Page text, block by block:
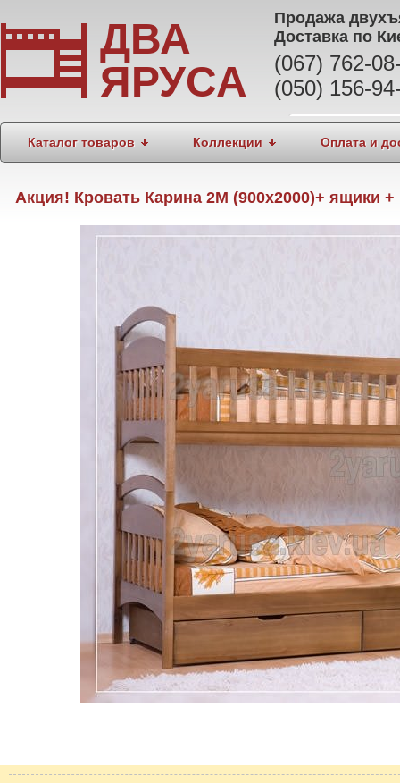
ДВА
ЯРУСА
Продажа
Доставка по
(067) 762-
(050) 156-
Каталог товаров Коллекции Оплата и
Акция! Кровать Карина 2М (900х2000)+ ящики